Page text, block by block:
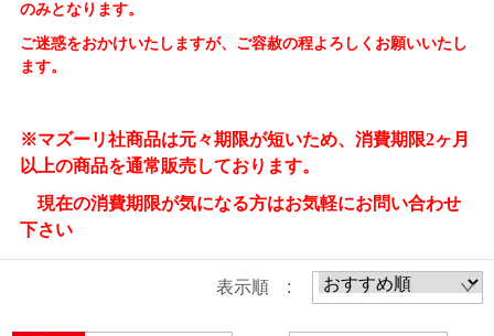
のみとなります。
ご迷惑をおかけいたしますが、ご容赦の程よろしくお願いいたし
ます。
※マズーリ社商品は元々期限が短いため、消費期限2ヶ月
以上の商品を通常販売しております。
現在の消費期限が気になる方はお気軽にお問い合わせ
下さい
表示順 :